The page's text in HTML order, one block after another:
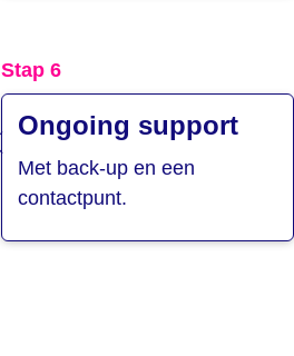
Stap 6
Ongoing support
Met back-up en een
contactpunt.